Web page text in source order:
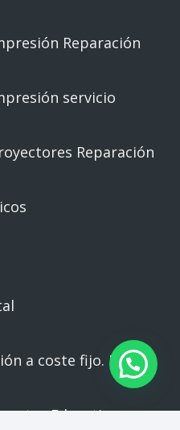
Reparación
servicio
Reparación
a coste fijo. Print
Educativo.